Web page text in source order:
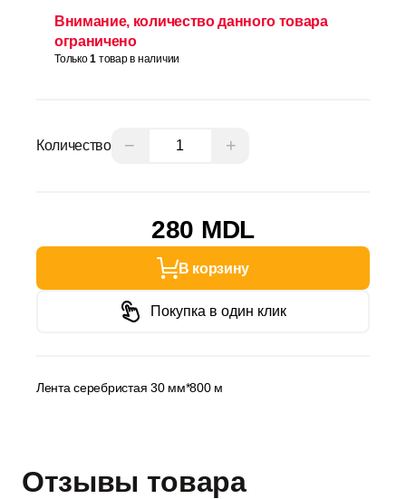
Внимание, количество данного товара
ограничено
Только1 товар в наличии
Количество − +
280 MDL
В корзину
Покупка в один клик
Лента серебристая 30 мм*800 м
Отзывы товара